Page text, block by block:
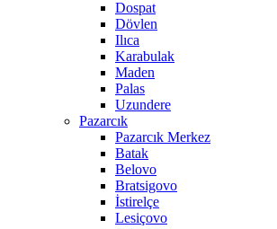
Dospat
Dövlen
Ilıca
Karabulak
Maden
Palas
Uzundere
Pazarcık
Pazarcık Merkez
Batak
Belovo
Bratsigovo
İstirelçe
Lesiçovo